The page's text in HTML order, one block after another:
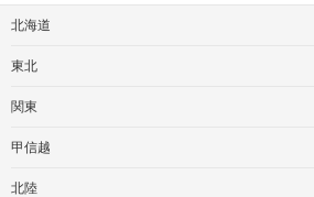
北海道
東北
関東
甲信越
北陸